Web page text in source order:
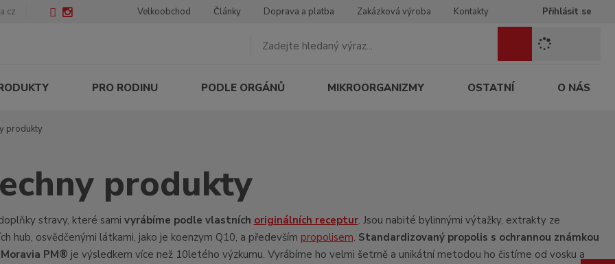
Velkoobchod Články Doprava a platba Zakázková výroba Kontakty Přihlásit se
e
n
ý
PRO RODINU PODLE ORGÁNŮ MIKROORGANIZMY OSTATNÍ O NÁS
produkty
produkty
stravy, které sami vyrábíme podle vlastních originálních receptur. Jsou nabité bylinnými výtažky, extrakty ze
hub, osvědčenými látkami, jako je koenzym Q10, a především propolisem. Standardizovaný propolis s ochrannou známkou
PM® je výsledkem více než 10letého výzkumu. Vyrábíme ho velmi šetrně a unikátní metodou ho čistíme od vosku a